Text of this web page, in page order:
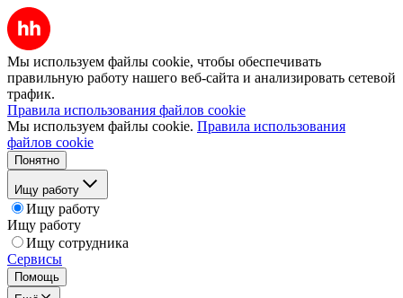
Мы используем файлы cookie, чтобы обеспечивать
правильную работу нашего веб-сайта и анализировать сетевой
трафик.
Правила использования файлов cookie
Мы используем файлы cookie. Правила использования
файлов cookie
Понятно
Ищу работу
Ищу работу
Ищу работу
Ищу сотрудника
Сервисы
Помощь